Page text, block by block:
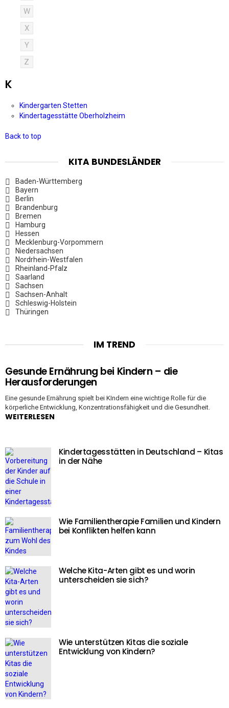
W
X
Y
Z
K
Kindergarten Stetten
Kindertagesstätte Oberholzheim
Back to top
KITA BUNDESLÄNDER
Baden-Württemberg
Bayern
Berlin
Brandenburg
Bremen
Hamburg
Hessen
Mecklenburg-Vorpommern
Niedersachsen
Nordrhein-Westfalen
Rheinland-Pfalz
Saarland
Sachsen
Sachsen-Anhalt
Schleswig-Holstein
Thüringen
IM TREND
Gesunde Ernährung bei Kindern – die
Herausforderungen
Eine gesunde Ernährung spielt bei KIndern eine wichtige Rolle für die
körperliche Entwicklung, Konzentrationsfähigkeit und die Gesundheit.
WEITERLESEN
Kindertagesstätten in Deutschland – Kitas
in der Nähe
Wie Familientherapie Familien und Kindern
bei Konflikten helfen kann
Welche Kita-Arten gibt es und worin
unterscheiden sie sich?
Wie unterstützen Kitas die soziale
Entwicklung von Kindern?